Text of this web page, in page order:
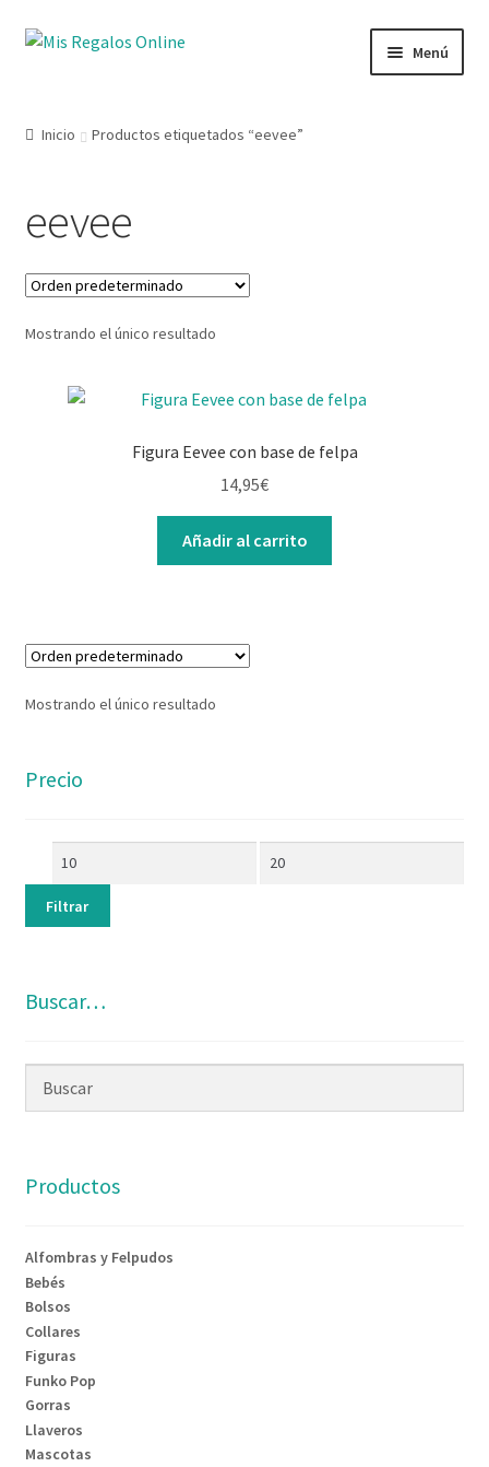
Menú
Secciones
Ofertas
Novedades
Lista de deseos
Inicio Productos etiquetados “eevee”
eevee
Mostrando el único resultado
Figura Eevee con base de felpa
14,95€
Añadir al carrito
Mostrando el único resultado
Precio
Filtrar
Buscar…
Productos
Alfombras y Felpudos
Bebés
Bolsos
Collares
Figuras
Funko Pop
Gorras
Llaveros
Mascotas